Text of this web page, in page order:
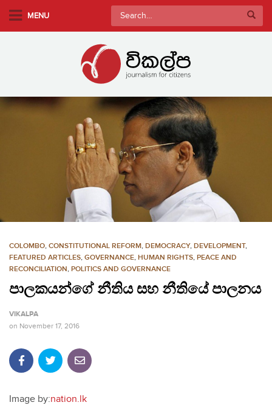
m
e
MENU
Search
for:
COLOMBO, CONSTITUTIONAL REFORM, DEMOCRACY, DEVELOPMENT,
FEATURED ARTICLES, GOVERNANCE, HUMAN RIGHTS, PEACE AND
RECONCILIATION, POLITICS AND GOVERNANCE
පාලකයන්ගේ නීතිය සහ නීතියේ පාලනය
VIKALPA
on November 17, 2016
Image by:nation.lk